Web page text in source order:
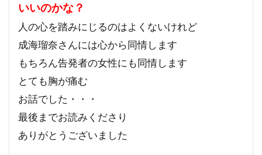
いいのかな？
人の心を踏みにじるのはよくないけれど
成海瑠奈さんには心から同情します
もちろん告発者の女性にも同情します
とても胸が痛む
お話でした・・・
最後までお読みくださり
ありがとうございました